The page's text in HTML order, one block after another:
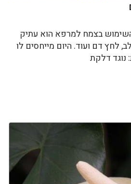
בצמח למרפא הוא עתיק
לחץ דם ועוד. היום מייחסים לו
נוגד דלקת